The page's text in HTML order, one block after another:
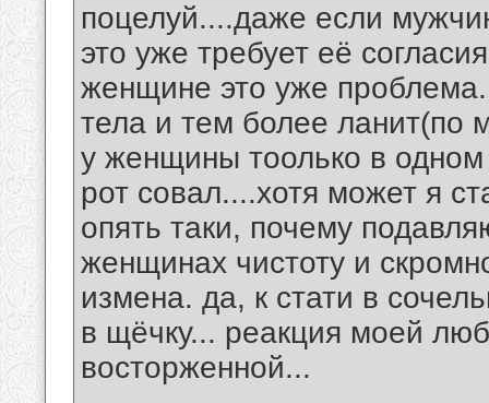
поцелуй....даже если
это уже требует её
женщине это уже
тела и тем более ланит(по
у женщины тоолько в
рот совал....хотя может я
опять таки, почему
женщинах чистоту и
измена. да, к стати в
в щёчку... реакция моей
восторженной...